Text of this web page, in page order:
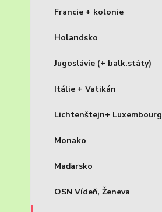
Francie + kolonie
Holandsko
Jugoslávie (+ balk.státy)
Itálie + Vatikán
Lichtenštejn+ Luxembourg
Monako
Maďarsko
OSN Vídeň, Ženeva